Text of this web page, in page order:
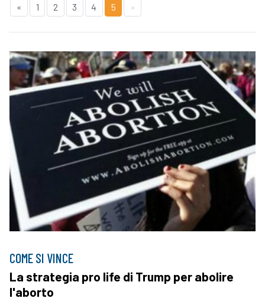
« 1 2 3 4 5 »
COME SI VINCE
La strategia pro life di Trump per abolire
l'aborto